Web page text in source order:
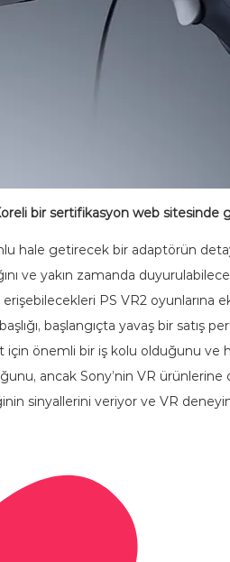
bir sertifikasyon web sitesinde
getirecek bir adaptörün
ve yakın zamanda
erişebilecekleri PS VR2 oyunlarına
başlangıçta yavaş bir satış
için önemli bir iş kolu olduğunu ve
ancak Sony’nin VR ürünlerine
sinyallerini veriyor ve VR